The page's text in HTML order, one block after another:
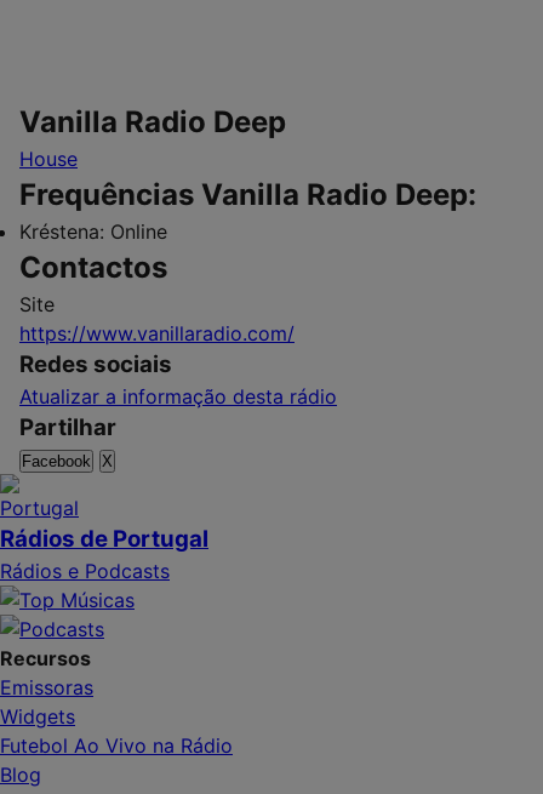
Vanilla Radio Deep
House
Frequências Vanilla Radio Deep:
Kréstena: Online
Contactos
Site
https://www.vanillaradio.com/
Redes sociais
Atualizar a informação desta rádio
Partilhar
Facebook X
Rádios de Portugal
Rádios e Podcasts
Recursos
Emissoras
Widgets
Futebol Ao Vivo na Rádio
Blog